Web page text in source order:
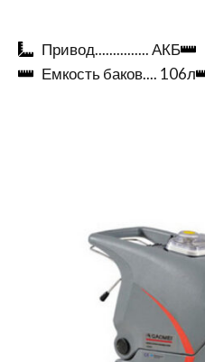
Привод............... АКБ
Емкость баков.... 106л